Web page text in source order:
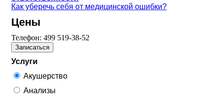
Как уберечь себя от медицинской ошибки?
Цены
Телефон: 499 519-38-52
Записаться
Услуги
Акушерство
Анализы